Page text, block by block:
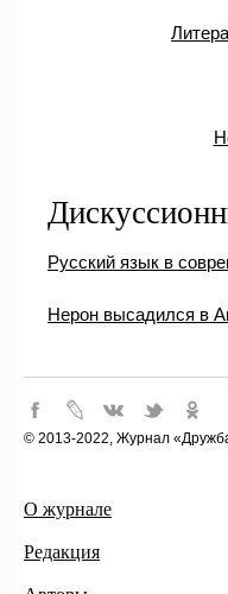
Русский язык в
Нерон высадился в
© 2013-2022, Журнал
О журнале
Редакция